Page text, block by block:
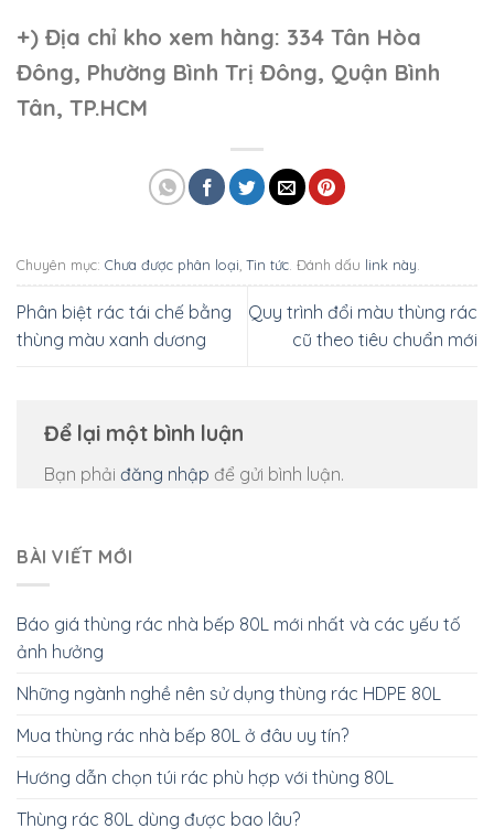
+) Địa chỉ kho xem hàng: 334 Tân Hòa
Đông, Phường Bình Trị Đông, Quận Bình
Tân, TP.HCM
Chuyên mục: Chưa được phân loại Tin tức . Đánh dấu link này
Phân biệt rác tái chế bằng
thùng màu xanh dương
Quy trình đổi màu thùng rác
cũ theo tiêu chuẩn mới
Để lại một bình luận
Bạn phải đăng nhập để gửi bình luận.
BÀI VIẾT MỚI
Báo giá thùng rác nhà bếp 80L mới nhất và các yếu tố
ảnh hưởng
Những ngành nghề nên sử dụng thùng rác HDPE 80L
Mua thùng rác nhà bếp 80L ở đâu uy tín?
Hướng dẫn chọn túi rác phù hợp với thùng 80L
Thùng rác 80L dùng được bao lâu?